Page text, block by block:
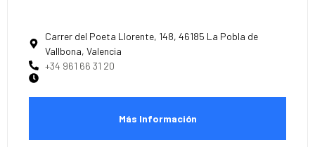
Carrer del Poeta Llorente, 148, 46185 La Pobla de
Vallbona, Valencia
+34 961 66 31 20
Más Información